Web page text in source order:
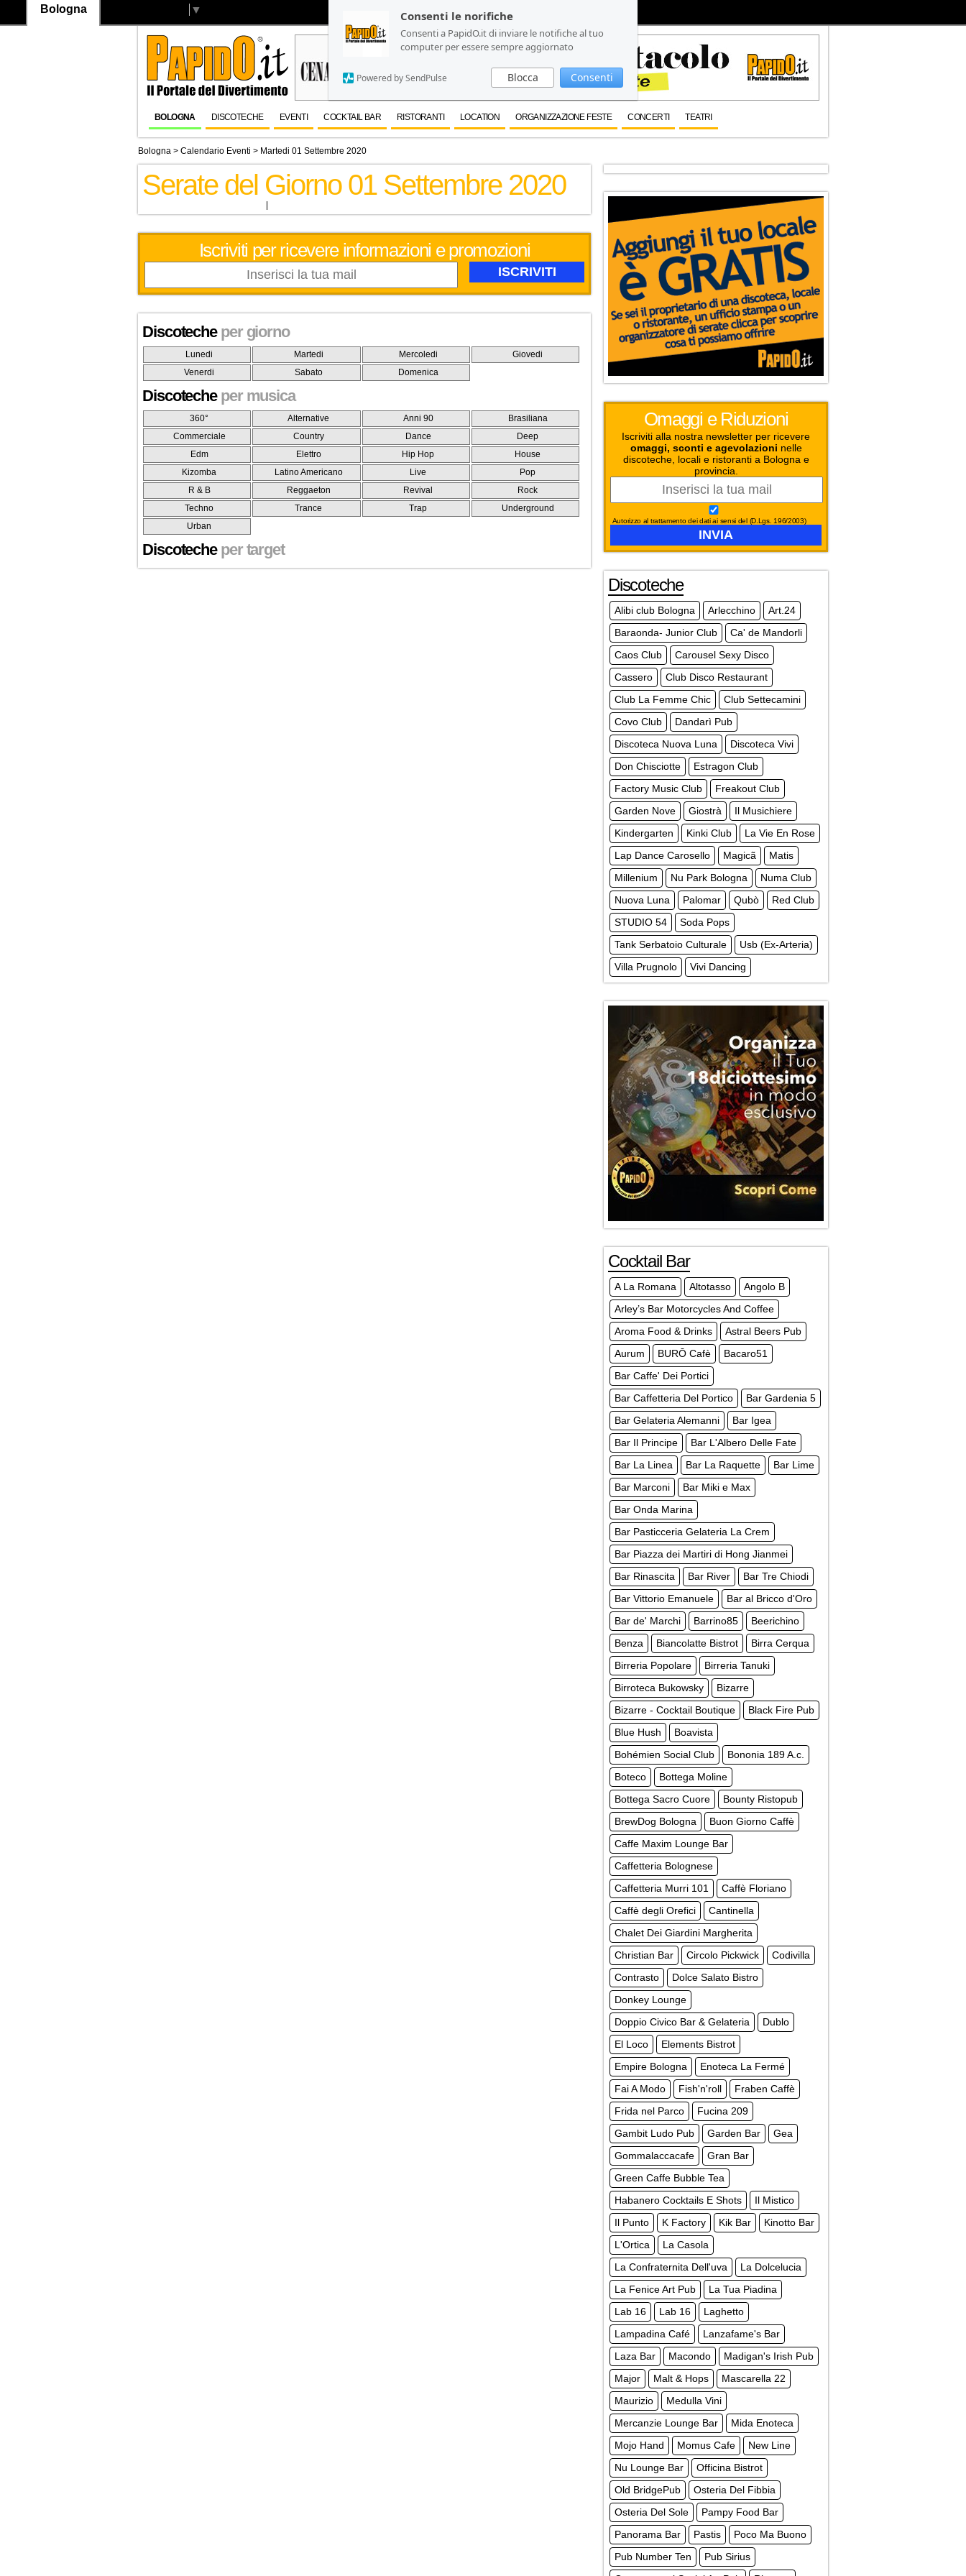
Consenti le norifiche
Consenti a PapidO.it di inviare le notifiche al tuo
computer per essere sempre aggiornato
Blocca Consenti
Powered by SendPulse
Consenti le norifiche
Consenti a PapidO.it di inviare le notifiche al tuo
computer per essere sempre aggiornato
Blocca Consenti
Powered by SendPulse
Bologna ▼
BOLOGNA DISCOTECHE EVENTI COCKTAIL BAR RISTORANTI LOCATION ORGANIZZAZIONE FESTE CONCERTI TEATRI
Bologna > Calendario Eventi > Martedi 01 Settembre 2020
Serate del Giorno 01 Settembre 2020
Iscriviti per ricevere informazioni e promozioni
Discoteche per giorno
Lunedi Martedi Mercoledi
Giovedi
Venerdi
Sabato Domenica
Discoteche per musica
360° Alternative Anni 90
Brasiliana
Commerciale
Country Dance
Deep
Edm
Elettro Hip Hop
House
Kizomba
Latino Americano Live
Pop
R & B
Reggaeton Revival
Rock
Techno
Trance Trap
Underground
Urban
Discoteche per target
Omaggi e Riduzioni
Iscriviti alla nostra newsletter per ricevere
omaggi, sconti e agevolazioni nelle
discoteche, locali e ristoranti a Bologna e
provincia.
Autorizzo al trattamento dei dati ai sensi del (D.Lgs. 196/2003)
Discoteche
Alibi club Bologna Arlecchino
Art.24
Baraonda- Junior Club
Ca' de Mandorli
Caos Club
Carousel Sexy Disco
Cassero
Club Disco Restaurant
Club La Femme Chic
Club Settecamini
Covo Club
Dandarì Pub
Discoteca Nuova Luna
Discoteca Vivi
Don Chisciotte
Estragon Club
Factory Music Club
Freakout Club
Garden Nove
Giostrà
Il Musichiere
Kindergarten
Kinki Club
La Vie En Rose
Lap Dance Carosello
Magicã
Matis
Millenium
Nu Park Bologna
Numa Club
Nuova Luna
Palomar Qubò
Red Club
STUDIO 54
Soda Pops
Tank Serbatoio Culturale
Usb (Ex-Arteria)
Villa Prugnolo
Vivi Dancing
Cocktail Bar
A La Romana Altotasso
Angolo B
Arley’s Bar Motorcycles And Coffee
Aroma Food & Drinks
Astral Beers Pub
Aurum
BURŌ Cafè
Bacaro51
Bar Caffe' Dei Portici
Bar Caffetteria Del Portico
Bar Gardenia 5
Bar Gelateria Alemanni
Bar Igea
Bar Il Principe
Bar L'Albero Delle Fate
Bar La Linea
Bar La Raquette
Bar Lime
Bar Marconi
Bar Miki e Max
Bar Onda Marina
Bar Pasticceria Gelateria La Crem
Bar Piazza dei Martiri di Hong Jianmei
Bar Rinascita
Bar River
Bar Tre Chiodi
Bar Vittorio Emanuele
Bar al Bricco d'Oro
Bar de' Marchi
Barrino85
Beerichino
Benza
Biancolatte Bistrot
Birra Cerqua
Birreria Popolare
Birreria Tanuki
Birroteca Bukowsky
Bizarre
Bizarre - Cocktail Boutique
Black Fire Pub
Blue Hush
Boavista
Bohémien Social Club
Bononia 189 A.c.
Boteco
Bottega Moline
Bottega Sacro Cuore
Bounty Ristopub
BrewDog Bologna
Buon Giorno Caffè
Caffe Maxim Lounge Bar
Caffetteria Bolognese
Caffetteria Murri 101
Caffè Floriano
Caffè degli Orefici
Cantinella
Chalet Dei Giardini Margherita
Christian Bar
Circolo Pickwick
Codivilla
Contrasto
Dolce Salato Bistro
Donkey Lounge
Doppio Civico Bar & Gelateria
Dublo
El Loco
Elements Bistrot
Empire Bologna
Enoteca La Fermé
Fai A Modo
Fish'n'roll
Fraben Caffè
Frida nel Parco
Fucina 209
Gambit Ludo Pub
Garden Bar
Gea
Gommalaccacafe
Gran Bar
Green Caffe Bubble Tea
Habanero Cocktails E Shots
Il Mistico
Il Punto
K Factory Kik Bar
Kinotto Bar
L'Ortica
La Casola
La Confraternita Dell'uva
La Dolcelucia
La Fenice Art Pub
La Tua Piadina
Lab 16
Lab 16
Laghetto
Lampadina Café
Lanzafame's Bar
Laza Bar
Macondo
Madigan's Irish Pub
Major
Malt & Hops
Mascarella 22
Maurizio
Medulla Vini
Mercanzie Lounge Bar
Mida Enoteca
Mojo Hand
Momus Cafe
New Line
Nu Lounge Bar
Officina Bistrot
Old BridgePub
Osteria Del Fibbia
Osteria Del Sole
Pampy Food Bar
Panorama Bar
Pastis
Poco Ma Buono
Pub Number Ten
Pub Sirius